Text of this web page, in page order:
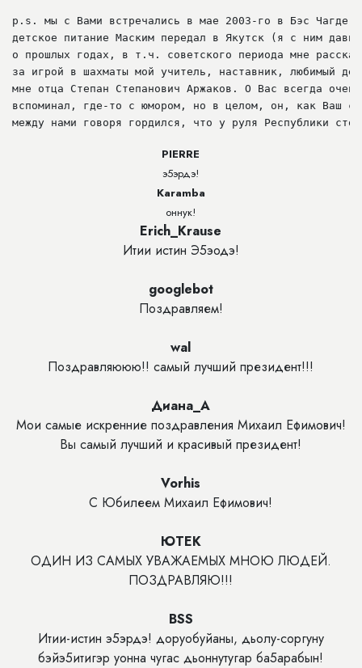
p.s. мы с Вами встречались в мае 2003-го в Бэс Чагде,
детское питание Маским передал в Якутск (я с ним
о прошлых годах, в т.ч. советского периода мне
за игрой в шахматы мой учитель, наставник, любимый
мне отца Степан Степанович Аржаков. О Вас всегда
вспоминал, где-то с юмором, но в целом, он, как Ваш
между нами говоря гордился, что у руля Республики
PIERRE
э5эрдэ!
Karamba
оннук!
Erich_Krause
Итии истин Э5эодэ!
googlebot
Поздравляем!
wal
Поздравляююю!! самый лучший президент!!!
Диана_А
Мои самые искренние поздравления Михаил Ефимович!
Вы самый лучший и красивый президент!
Vorhis
С Юбилеем Михаил Ефимович!
ЮТЕК
ОДИН ИЗ САМЫХ УВАЖАЕМЫХ МНОЮ ЛЮДЕЙ.
ПОЗДРАВЛЯЮ!!!
BSS
Итии-истин э5эрдэ! доруобуйаны, дьолу-соргуну
бэйэ5итигэр уонна чугас дьоннутугар ба5арабын!